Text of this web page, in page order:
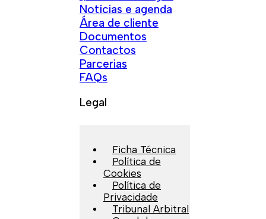
Notícias e agenda
Área de cliente
Documentos
Contactos
Parcerias
FAQs
Legal
Ficha Técnica
Política de
Cookies
Política de
Privacidade
Tribunal Arbitral